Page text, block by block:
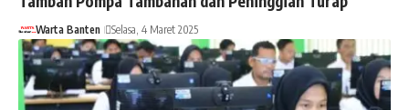
Warta Banten Selasa, 4 Maret 2025